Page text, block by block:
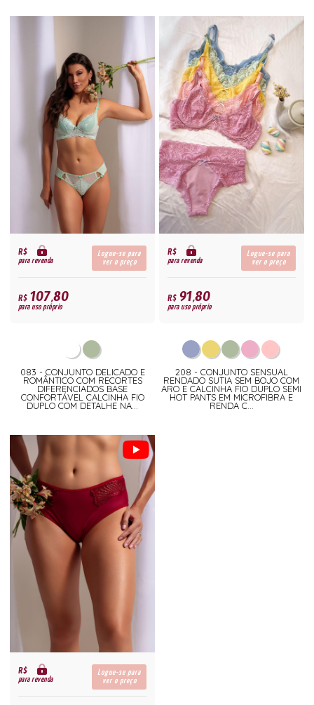
R$
para revenda
Logue-se para
ver o preço
R$107,80
para uso próprio
083 - CONJUNTO DELICADO E
ROMÂNTICO COM RECORTES
DIFERENCIADOS BASE
CONFORTÁVEL CALCINHA FIO
DUPLO COM DETALHE NA...
R$
para revenda
Logue-se para
ver o preço
R$91,80
para uso próprio
208 - CONJUNTO SENSUAL
RENDADO SUTIA SEM BOJO COM
ARO E CALCINHA FIO DUPLO SEMI
HOT PANTS EM MICROFIBRA E
RENDA C...
R$
para revenda
Logue-se para
ver o preço